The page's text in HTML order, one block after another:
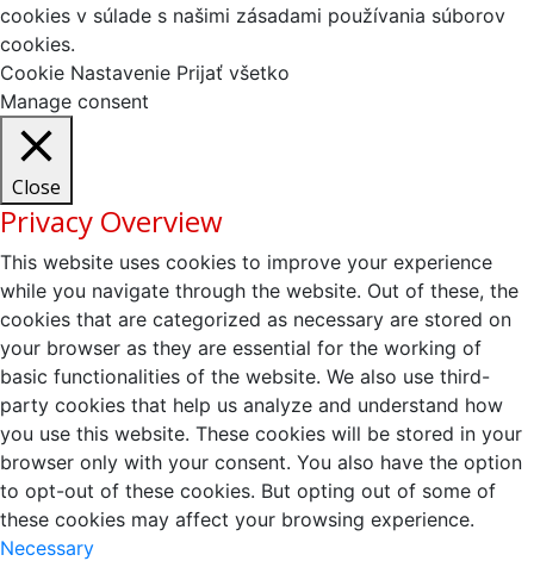
cookies v súlade s našimi zásadami používania súborov
cookies.
Cookie Nastavenie Prijať všetko
Manage consent
Close
Privacy Overview
This website uses cookies to improve your experience
while you navigate through the website. Out of these, the
cookies that are categorized as necessary are stored on
your browser as they are essential for the working of
basic functionalities of the website. We also use third-
party cookies that help us analyze and understand how
you use this website. These cookies will be stored in your
browser only with your consent. You also have the option
to opt-out of these cookies. But opting out of some of
these cookies may affect your browsing experience.
Necessary